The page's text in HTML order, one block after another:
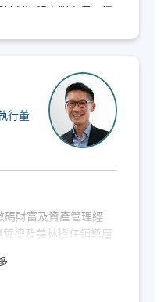
打銀行和中銀香港，積
行董
財富及資產管理經
德及美林擔任領導層
與社會服務，現為